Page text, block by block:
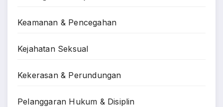
Keamanan & Pencegahan
Kejahatan Seksual
Kekerasan & Perundungan
Pelanggaran Hukum & Disiplin